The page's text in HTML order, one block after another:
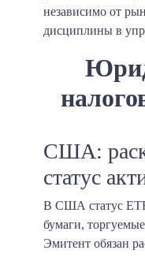
независимо от
дисциплины в
США:
статус
В США статус
бумаги,
Эмитент обязан